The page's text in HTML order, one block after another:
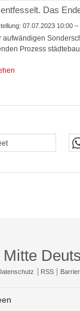
Das
07.07.2023 10:00
aufwändigen
Prozess
RSS